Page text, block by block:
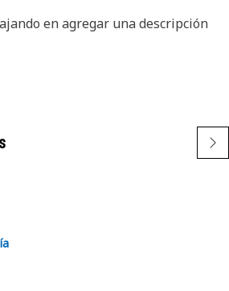
en agregar una descripción